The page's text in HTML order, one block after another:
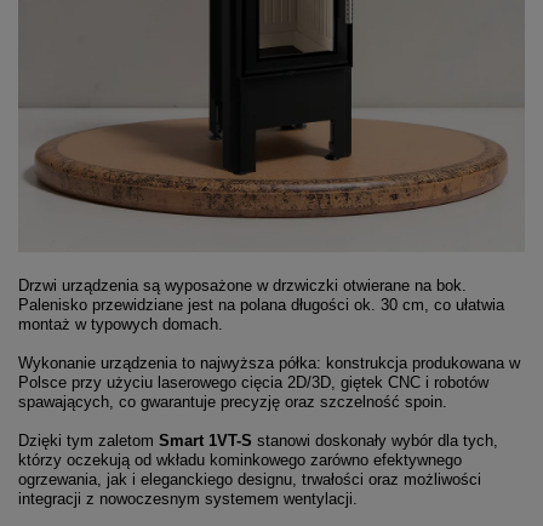
Drzwi urządzenia są wyposażone w drzwiczki otwierane na bok.
Palenisko przewidziane jest na polana długości ok. 30 cm, co ułatwia
montaż w typowych domach.
Wykonanie urządzenia to najwyższa półka: konstrukcja produkowana w
Polsce przy użyciu laserowego cięcia 2D/3D, giętek CNC i robotów
spawających, co gwarantuje precyzję oraz szczelność spoin.
Dzięki tym zaletom Smart 1VT-S stanowi doskonały wybór dla tych,
którzy oczekują od wkładu kominkowego zarówno efektywnego
ogrzewania, jak i eleganckiego designu, trwałości oraz możliwości
integracji z nowoczesnym systemem wentylacji.